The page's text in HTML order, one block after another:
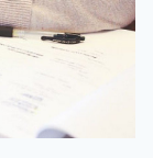
НАБІР
вступ на